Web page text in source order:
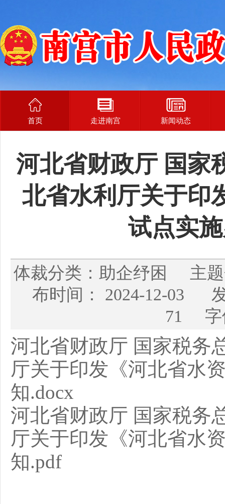
首页 走进南宫 新闻动态
河北省财政厅 国家
北省水利厅关于印
试点实
体裁分类：助企纾困 主
布时间： 2024-12-03
71 字
河北省财政厅 国家税务
厅关于印发《河北省水
知.docx
河北省财政厅 国家税务
厅关于印发《河北省水
知.pdf